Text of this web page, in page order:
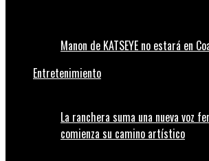
Manon de KATSEYE no estará en
Entretenimiento
La ranchera suma una nueva voz
comienza su camino artístico